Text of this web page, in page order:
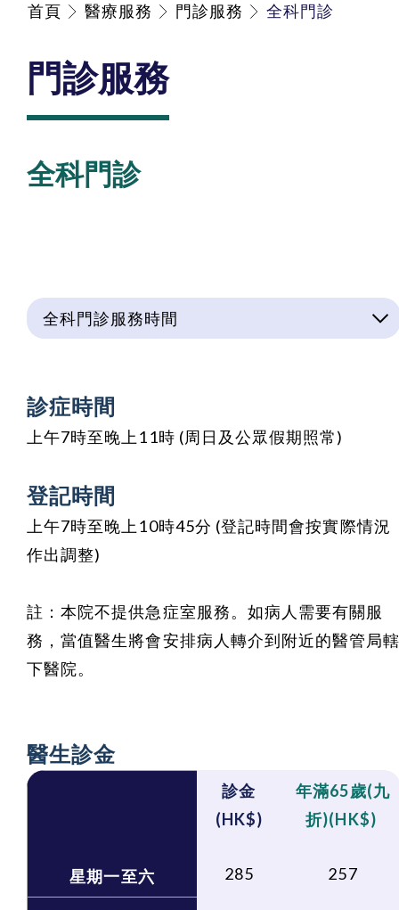
首頁 醫療服務 門診服務 全科門診
門診服務
全科門診
全科門診服務時間
診症時間
上午7時至晚上11時 (周日及公眾假期照常)
登記時間
上午7時至晚上10時45分 (登記時間會按實際情況
作出調整)
註：本院不提供急症室服務。如病人需要有關服
務，當值醫生將會安排病人轉介到附近的醫管局
下醫院。
醫生診金
星期一至六
診金
(HK$)
年滿65歲(九
折)(HK$)
285 257